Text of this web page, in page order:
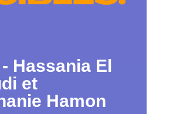
Hassania El
et
Hamon